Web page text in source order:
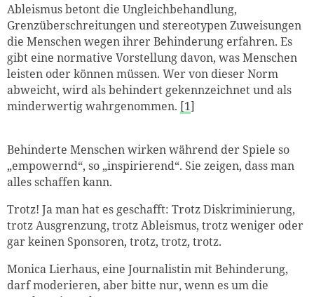
Ableismus betont die Ungleichbehandlung,
Grenzüberschreitungen und stereotypen Zuweisungen
die Menschen wegen ihrer Behinderung erfahren. Es
gibt eine normative Vorstellung davon, was Menschen
leisten oder können müssen. Wer von dieser Norm
abweicht, wird als behindert gekennzeichnet und als
minderwertig wahrgenommen. [1]
Behinderte Menschen wirken während der Spiele so
„empowernd“, so „inspirierend“. Sie zeigen, dass man
alles schaffen kann.
Trotz! Ja man hat es geschafft: Trotz Diskriminierung,
trotz Ausgrenzung, trotz Ableismus, trotz weniger oder
gar keinen Sponsoren, trotz, trotz, trotz.
Monica Lierhaus, eine Journalistin mit Behinderung,
darf moderieren, aber bitte nur, wenn es um die